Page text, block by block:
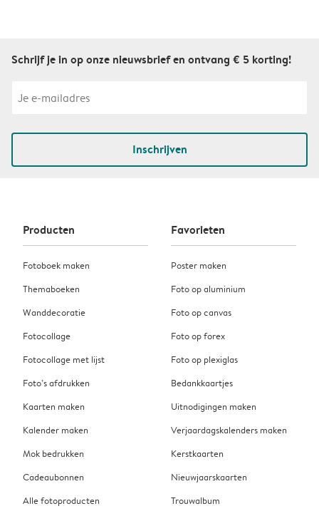
Schrijf je in op onze nieuwsbrief en ontvang € 5 korting!
Inschrijven
Producten
Fotoboek maken
Themaboeken
Wanddecoratie
Fotocollage
Fotocollage met lijst
Foto’s afdrukken
Kaarten maken
Kalender maken
Mok bedrukken
Cadeaubonnen
Alle fotoproducten
Favorieten
Poster maken
Foto op aluminium
Foto op canvas
Foto op forex
Foto op plexiglas
Bedankkaartjes
Uitnodigingen maken
Verjaardagskalenders maken
Kerstkaarten
Nieuwjaarskaarten
Trouwalbum